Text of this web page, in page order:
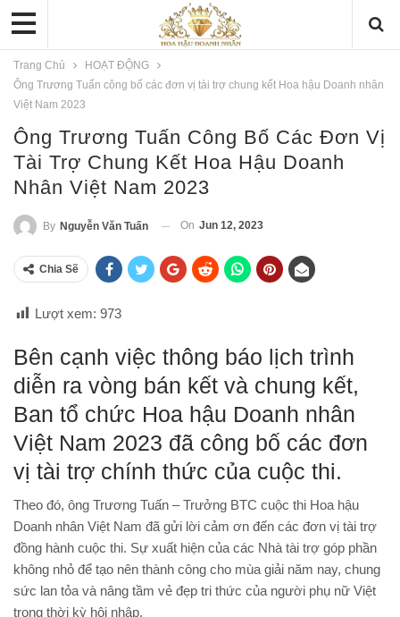
Trang Chủ
HOẠT ĐỘNG
Ông Trương Tuấn công bố các đơn vị tài trợ chung kết Hoa hậu Doanh nhân
Việt Nam 2023
Ông Trương Tuấn Công Bố Các Đơn Vị
Tài Trợ Chung Kết Hoa Hậu Doanh
Nhân Việt Nam 2023
By Nguyễn Văn Tuấn On Jun 12, 2023
Chia Sẽ
Lượt xem: 973
Bên cạnh việc thông báo lịch trình
diễn ra vòng bán kết và chung kết,
Ban tổ chức Hoa hậu Doanh nhân
Việt Nam 2023 đã công bố các đơn
vị tài trợ chính thức của cuộc thi.
Theo đó, ông Trương Tuấn – Trưởng BTC cuộc thi Hoa hậu
Doanh nhân Việt Nam đã gửi lời cảm ơn đến các đơn vị tài trợ
đồng hành cuộc thi. Sự xuất hiện của các Nhà tài trợ góp phần
không nhỏ để tạo nên thành công cho mùa giải năm nay, chung
sức lan tỏa và nâng tầm vẻ đẹp tri thức của người phụ nữ Việt
trong thời kỳ hội nhập.